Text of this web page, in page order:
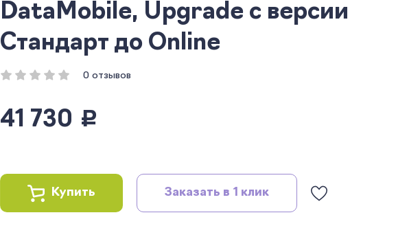
DataMobile, Upgrade с версии
Стандарт до Online
0 отзывов
41 730 руб.
Купить Заказать в 1 клик